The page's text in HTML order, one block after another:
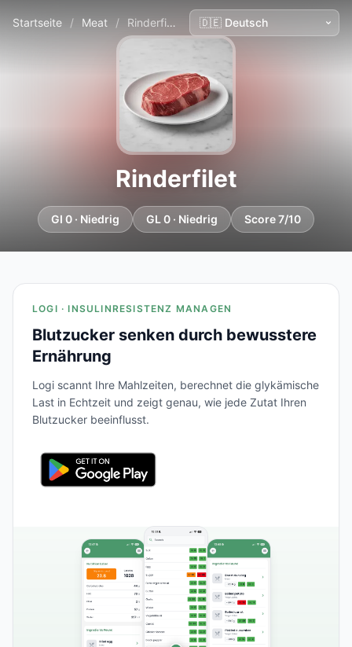
Startseite / Meat / Rinderfilet
Rinderfilet
GI 0 · Niedrig GL 0 · Niedrig Score 7/10
LOGI · INSULINRESISTENZ MANAGEN
Blutzucker senken durch bewusstere
Ernährung
Logi scannt Ihre Mahlzeiten, berechnet die glykämische
Last in Echtzeit und zeigt genau, wie jede Zutat Ihren
Blutzucker beeinflusst.